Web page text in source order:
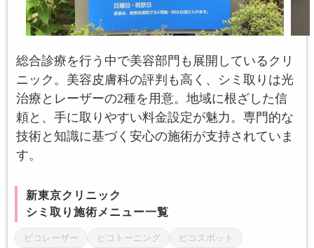
総合診療を行う中で美容部門も展開しているクリ
ニック。美容皮膚科の評判も高く、シミ取りは光
治療とレーザーの2種を用意。地域に根ざした信
頼と、手に取りやすい料金設定が魅力。専門的な
技術と知識に基づく安心の施術が支持されていま
す。
新東京クリニック
シミ取り施術メニュー一覧
ピコレーザー ピコトーニング ピコスポット